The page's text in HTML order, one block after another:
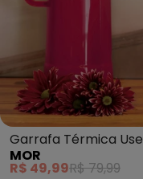
Garrafa Térmica Use
Framboesa (1 Litro)
MOR
R$ 49,99R$ 79,99